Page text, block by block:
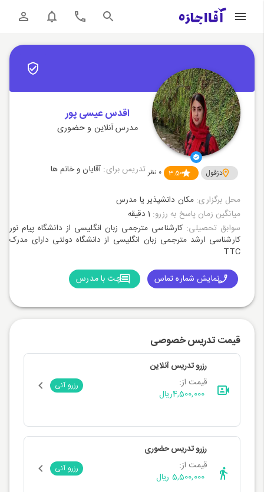
اقدس عیسی پور
مدرس آنلاین و حضوری
دزفول 3.50
0 نظر تدریس برای: آقایان و خانم ها
محل برگزاری: مکان دانشپذیر یا مدرس
میانگین زمان پاسخ به رزرو: 1 دقیقه
سوابق تحصیلی: کارشناسی مترجمی زبان انگلیسی از دانشگاه پیام نور
کارشناسی ارشد مترجمی زبان انگلیسی از دانشگاه دولتی دارای مدرک
TTC
نمایش شماره تماس چت با مدرس
قیمت تدریس خصوصی
رزرو تدریس آنلاین
قیمت از:
4,500,000ریال
رزرو آنی
رزرو تدریس حضوری
قیمت از:
5,500,000 ریال
رزرو آنی